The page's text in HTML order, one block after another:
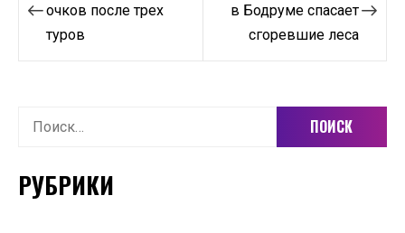
по
записям
очков после трех
туров
в Бодруме спасает
сгоревшие леса
Найти:
РУБРИКИ